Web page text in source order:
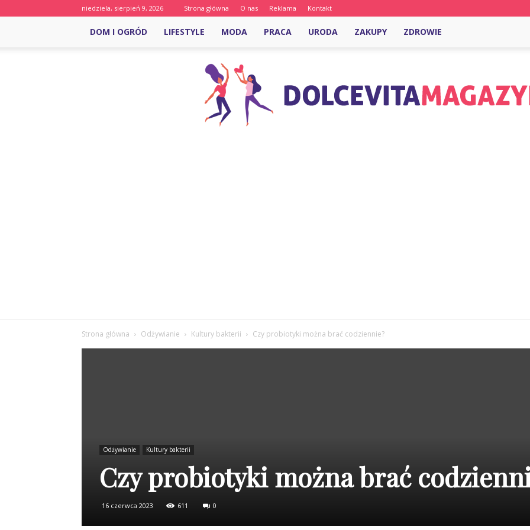
niedziela, sierpień 9, 2026 Strona główna O nas Reklama Kontakt
DOM I OGRÓD LIFESTYLE MODA PRACA URODA ZAKUPY ZDROWIE
Strona główna Odżywianie Kultury bakterii Czy probiotyki można brać codziennie?
Odżywianie Kultury bakterii
Czy probiotyki można brać
16 czerwca 2023 611 0